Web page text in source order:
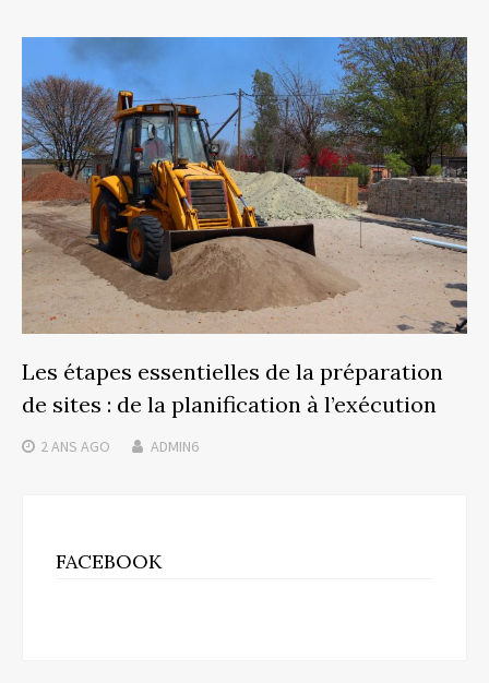
Les étapes essentielles de la préparation
de sites : de la planification à l’exécution
2 ANS AGO ADMIN6
FACEBOOK